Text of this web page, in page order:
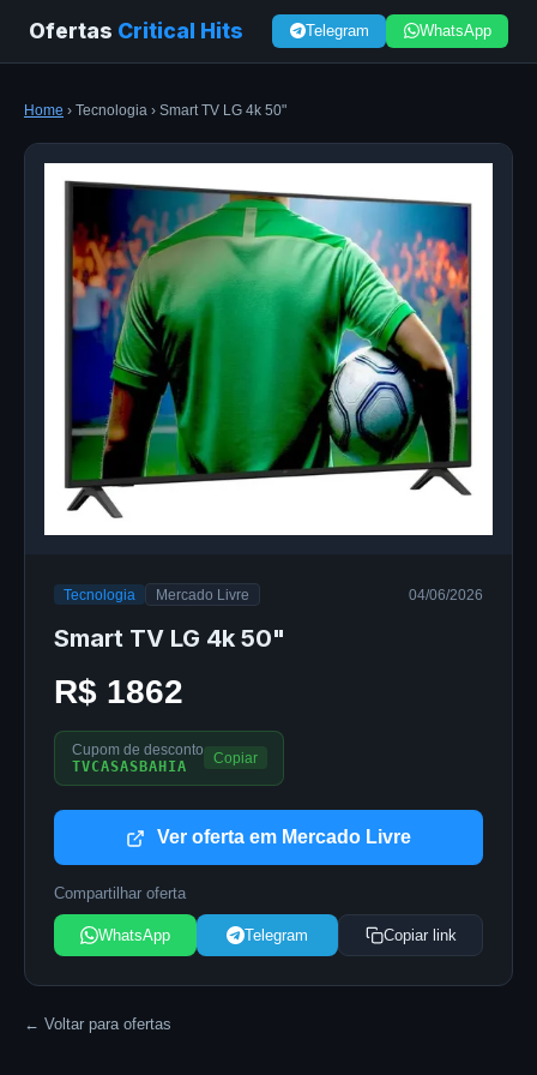
Ofertas Critical Hits Telegram WhatsApp
Home › Tecnologia › Smart TV LG 4k 50"
Tecnologia Mercado Livre 04/06/2026
Smart TV LG 4k 50"
R$ 1862
Cupom de desconto
TVCASASBAHIA
Copiar
Ver oferta em Mercado Livre
Compartilhar oferta
WhatsApp Telegram Copiar link
← Voltar para ofertas